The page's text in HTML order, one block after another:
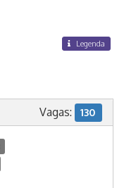
Legenda
Vagas: 130